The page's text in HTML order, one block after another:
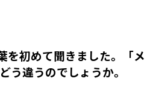
を初めて聞きました。「メ
う違うのでしょうか。